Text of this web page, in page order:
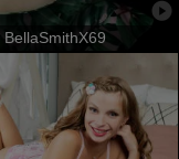
BellaSmithX69